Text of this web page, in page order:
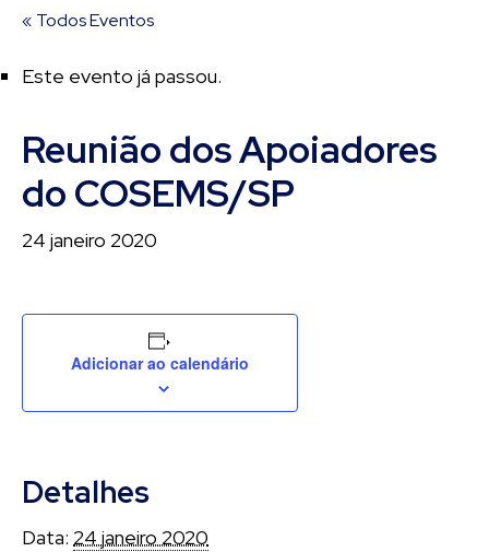
« Todos Eventos
Este evento já passou.
Reunião dos Apoiadores
do COSEMS/SP
24 janeiro 2020
Adicionar ao calendário
Detalhes
Data: 24 janeiro 2020